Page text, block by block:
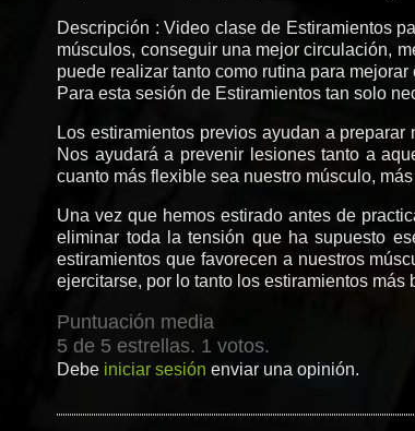
Descripción : Video clase de Estiramientos
músculos, conseguir una mejor circulación,
puede realizar tanto como rutina para
Para esta sesión de Estiramientos tan solo
Los estiramientos previos ayudan a
Nos ayudará a prevenir lesiones tanto a
cuanto más flexible sea nuestro músculo,
Una vez que hemos estirado antes de
eliminar toda la tensión que ha supuesto
estiramientos que favorecen a nuestros
ejercitarse, por lo tanto los estiramientos
Puntuación media
5 de 5 estrellas. 1 votos.
Debe iniciar sesión enviar una opinión.